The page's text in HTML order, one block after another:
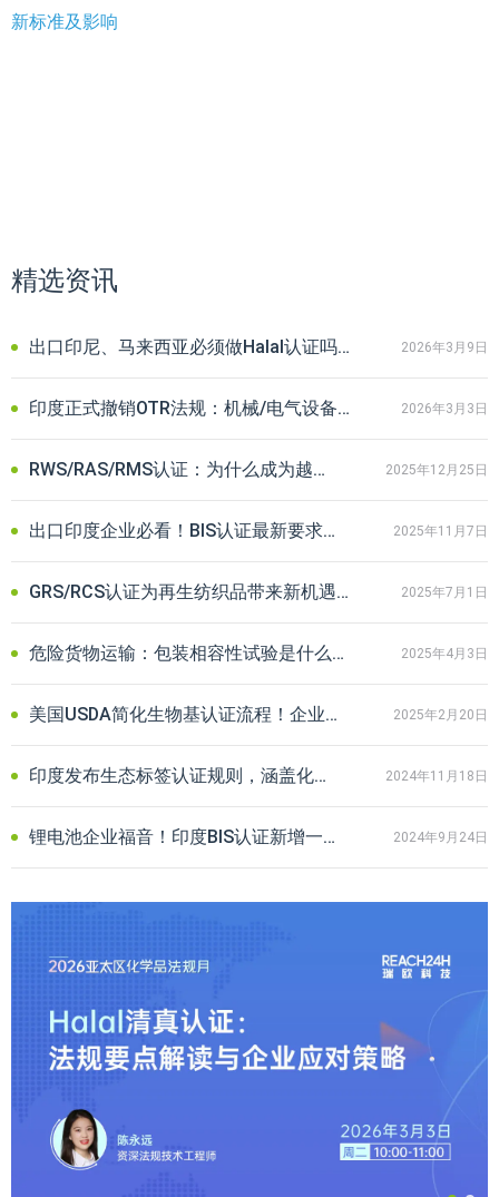
新标准及影响
精选资讯
出口印尼、马来西亚必须做Halal认证吗？原料与成品合规避坑指南 2026年3月9日
印度正式撤销OTR法规：机械/电气设备无需BIS认证，利好出口企业 2026年3月3日
RWS/RAS/RMS认证：为什么成为越来越多品牌的选择？ 2025年12月25日
出口印度企业必看！BIS认证最新要求及常见问题解答 2025年11月7日
GRS/RCS认证为再生纺织品带来新机遇！助力企业把握绿色消费趋势 2025年7月1日
危险货物运输：包装相容性试验是什么？为什么要做包装相容性试验？ 2025年4月3日
美国USDA简化生物基认证流程！企业合规要点与认证产品清单抢先看 2025年2月20日
印度发布生态标签认证规则，涵盖化妆品、食品、电器等17大品类 2024年11月18日
锂电池企业福音！印度BIS认证新增一项豁免用途，自发布之日起实施 2024年9月24日